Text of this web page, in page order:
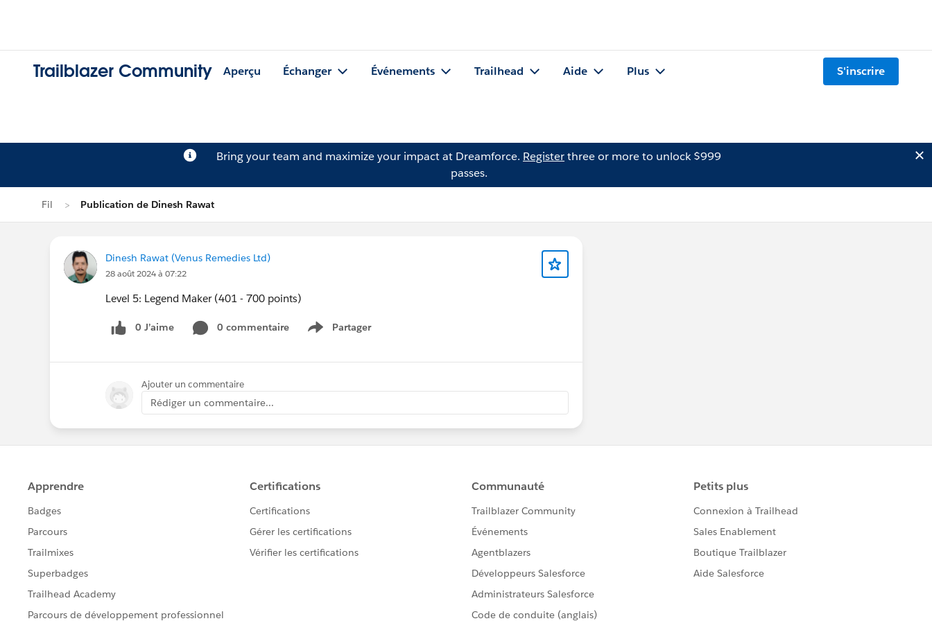
Trailblazer Community Aperçu Échanger Événements Trailhead Aide Plus S'inscrire
Bring your team and maximize your impact at Dreamforce. Registerthree or more to unlock $999
passes.
Fil Publication de Dinesh Rawat
Dinesh Rawat (Venus Remedies Ltd)
28 août 2024 à 07:22
Level 5: Legend Maker (401 - 700 points)
0 J’aime 0 commentaire Partager
Show menu
Ajouter un commentaire
Rédiger un commentaire...